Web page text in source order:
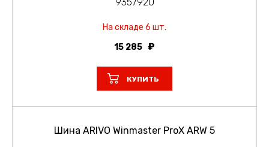
На складе 6 шт.
15 285
КУПИТЬ
Шина ARIVO Winmaster ProX ARW 5